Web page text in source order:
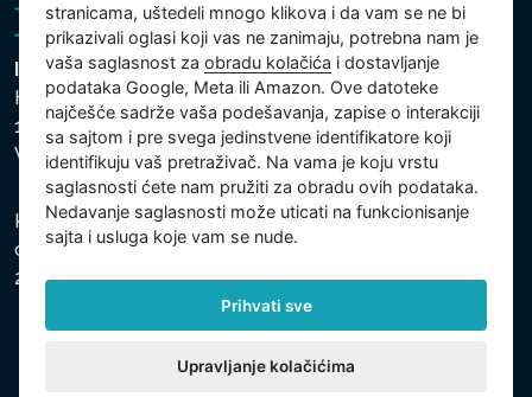
Intex Trading, s.r.o.
Hradecká 2526/3
130 00 Praha 3
Vinohrady - Česká republika
Kompanija je registrovana u Opštinskom sudu u Pragu,
odeljak C, uložak 74759, Identifikacioni broj kompanije:
26150808, Poreski identifikacioni broj: CZ26150808.
stranicama, uštedeli mnogo klikova i da vam se ne bi
prikazivali oglasi koji vas ne zanimaju, potrebna nam je
vaša saglasnost zaobradu kolačića i dostavljanje
podataka Google, Meta ili Amazon. Ove datoteke
najčešće sadrže vaša podešavanja, zapise o interakciji
sa sajtom i pre svega jedinstvene identifikatore koji
identifikuju vaš pretraživač. Na vama je koju vrstu
saglasnosti ćete nam pružiti za obradu ovih podataka.
Nedavanje saglasnosti može uticati na funkcionisanje
sajta i usluga koje vam se nude.
Prihvati sve
Upravljanje kolačićima